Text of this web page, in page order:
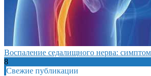
Воспаление седалищного нерва:
8
Свежие публикации